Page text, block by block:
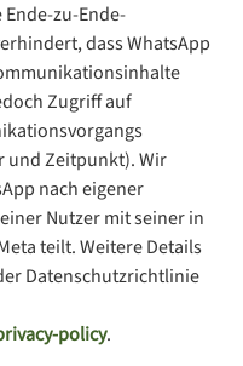
zu-Ende-
dass WhatsApp
Zugriff auf
und Zeitpunkt). Wir
nach eigener
Nutzer mit seiner in
teilt. Weitere Details
Datenschutzrichtlinie
policy.